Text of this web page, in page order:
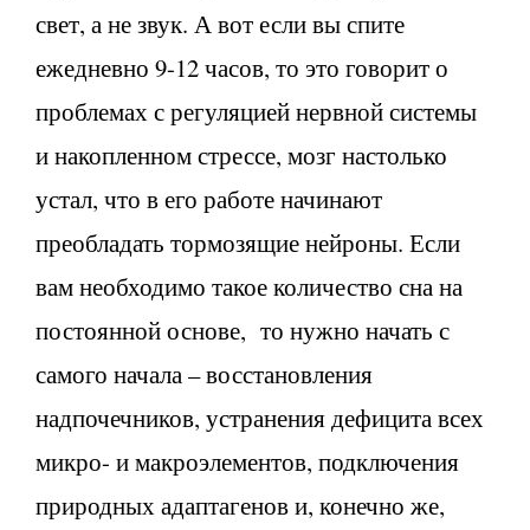
свет, а не звук. А вот если вы спите
ежедневно 9-12 часов, то это говорит о
проблемах с регуляцией нервной системы
и накопленном стрессе, мозг настолько
устал, что в его работе начинают
преобладать тормозящие нейроны. Если
вам необходимо такое количество сна на
постоянной основе, то нужно начать с
самого начала – восстановления
надпочечников, устранения дефицита всех
микро- и макроэлементов, подключения
природных адаптагенов и, конечно же,